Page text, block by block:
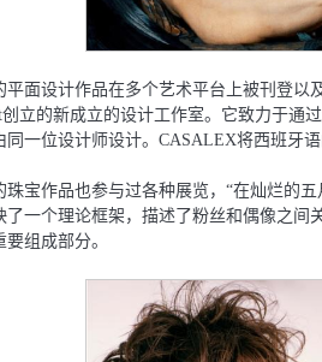
平⾯设计作品在多个艺术平台上被刊登以
创⽴的新成⽴的设计⼯作室。它致⼒于通
同⼀位设计师设计。CASALEX将⻄班⽛
珠宝作品也参与过各种展览，“在灿烂的
了⼀个理论框架，描述了粉丝和偶像之
组成部分。